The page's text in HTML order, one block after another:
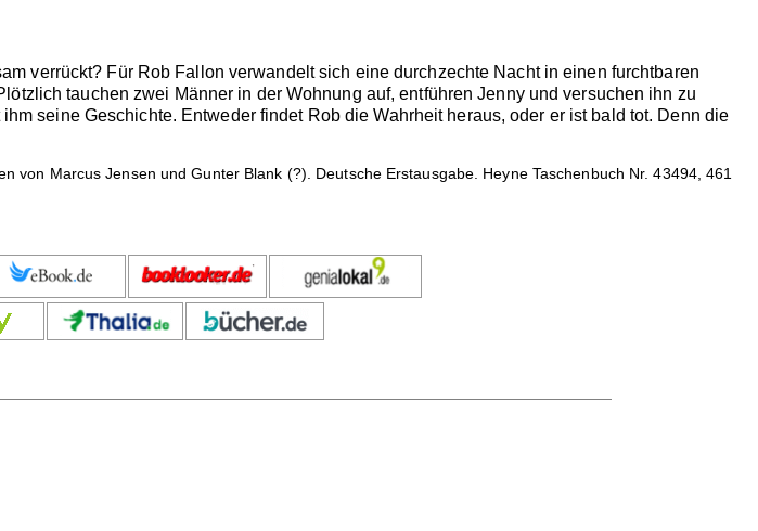
verrückt? Für Rob Fallon verwandelt sich eine durchzechte Nacht in einen furchtbaren
tauchen zwei Männer in der Wohnung auf, entführen Jenny und versuchen ihn zu
seine Geschichte. Entweder findet Rob die Wahrheit heraus, oder er ist bald tot. Denn die
von Marcus Jensen und Gunter Blank (?). Deutsche Erstausgabe. Heyne Taschenbuch Nr. 43494, 461